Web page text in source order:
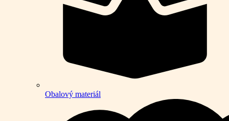
Obalový materiál